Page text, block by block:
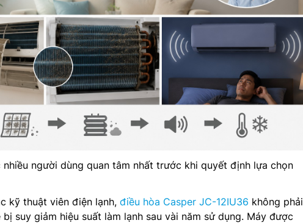
người dùng quan tâm nhất trước khi quyết định lựa chọn
kỹ thuật viên điện lạnh, điều hòa Casper JC-12IU36 không phải
suy giảm hiệu suất làm lạnh sau vài năm sử dụng. Máy được